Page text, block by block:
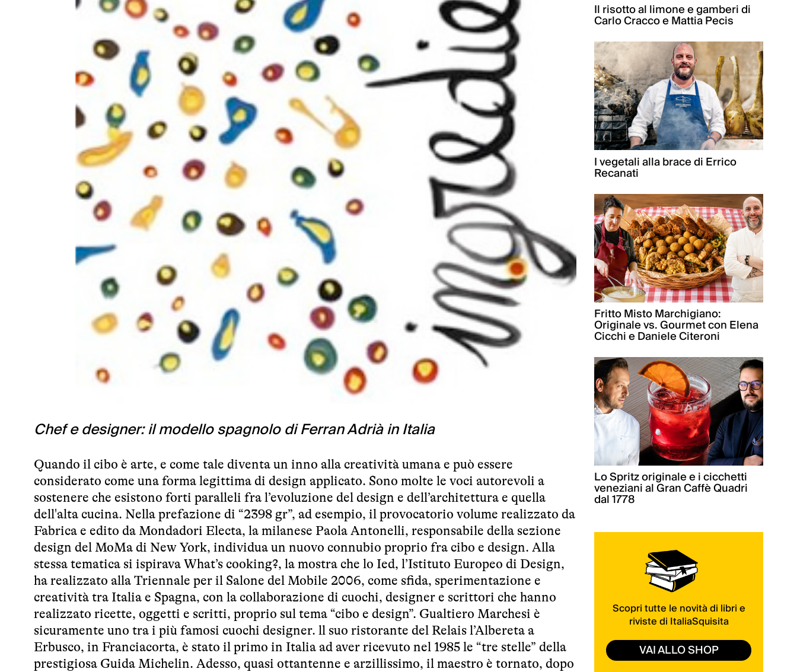
Chef e designer: il modello spagnolo di Ferran Adrià in Italia
Quando il cibo è arte, e come tale diventa un inno alla creatività umana e può essere
considerato come una forma legittima di design applicato. Sono molte le voci autorevoli a
sostenere che esistono forti paralleli fra l’evoluzione del design e dell’architettura e quella
dell'alta cucina. Nella prefazione di “2398 gr”, ad esempio, il provocatorio volume realizzato da
Fabrica e edito da Mondadori Electa, la milanese Paola Antonelli, responsabile della sezione
design del MoMa di New York, individua un nuovo connubio proprio fra cibo e design. Alla
stessa tematica si ispirava What’s cooking?, la mostra che lo Ied, l’Istituto Europeo di Design,
ha realizzato alla Triennale per il Salone del Mobile 2006, come sfida, sperimentazione e
creatività tra Italia e Spagna, con la collaborazione di cuochi, designer e scrittori che hanno
realizzato ricette, oggetti e scritti, proprio sul tema “cibo e design”. Gualtiero Marchesi è
sicuramente uno tra i più famosi cuochi designer. ll suo ristorante del Relais l’Albereta a
Erbusco, in Franciacorta, è stato il primo in Italia ad aver ricevuto nel 1985 le “tre stelle” della
prestigiosa Guida Michelin. Adesso, quasi ottantenne e arzillissimo, il maestro è tornato, dopo
Il risotto al limone e gamberi di
Carlo Cracco e Mattia Pecis
I vegetali alla brace di Errico
Recanati
Fritto Misto Marchigiano:
Originale vs. Gourmet con Elena
Cicchi e Daniele Citeroni
Lo Spritz originale e i cicchetti
veneziani al Gran Caffè Quadri
dal 1778
Scopri tutte le novità di libri e
riviste di ItaliaSquisita
VAI ALLO SHOP